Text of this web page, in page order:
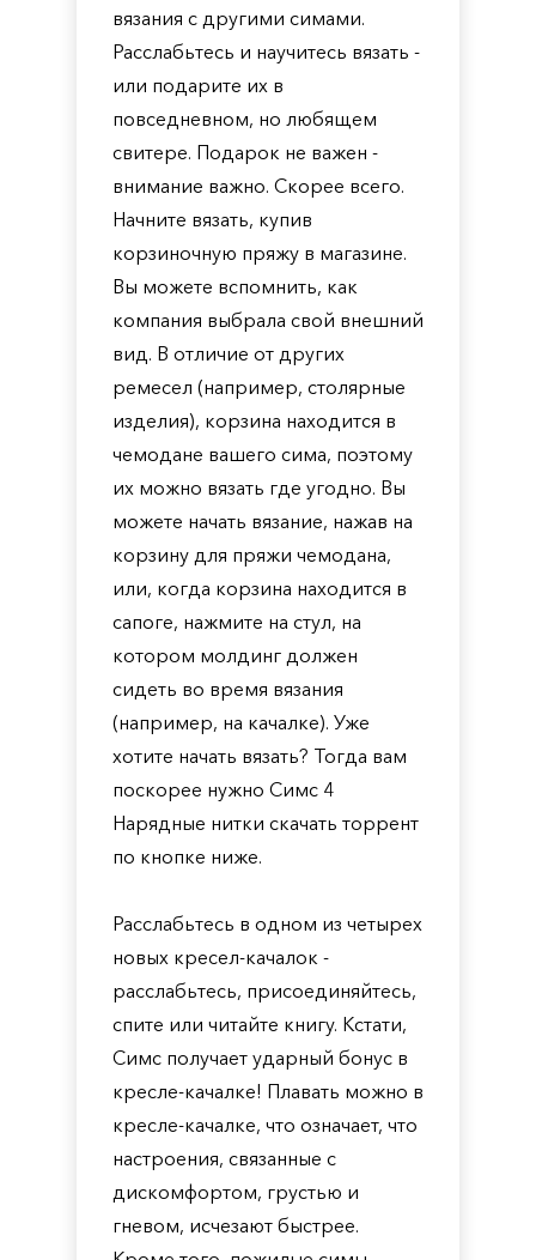
вязания с другими симами.
Расслабьтесь и научитесь вязать -
или подарите их в
повседневном, но любящем
свитере. Подарок не важен -
внимание важно. Скорее всего.
Начните вязать, купив
корзиночную пряжу в магазине.
Вы можете вспомнить, как
компания выбрала свой внешний
вид. В отличие от других
ремесел (например, столярные
изделия), корзина находится в
чемодане вашего сима, поэтому
их можно вязать где угодно. Вы
можете начать вязание, нажав на
корзину для пряжи чемодана,
или, когда корзина находится в
сапоге, нажмите на стул, на
котором молдинг должен
сидеть во время вязания
(например, на качалке). Уже
хотите начать вязать? Тогда вам
поскорее нужно Симс 4
Нарядные нитки скачать торрент
по кнопке ниже.
Расслабьтесь в одном из четырех
новых кресел-качалок -
расслабьтесь, присоединяйтесь,
спите или читайте книгу. Кстати,
Симс получает ударный бонус в
кресле-качалке! Плавать можно в
кресле-качалке, что означает, что
настроения, связанные с
дискомфортом, грустью и
гневом, исчезают быстрее.